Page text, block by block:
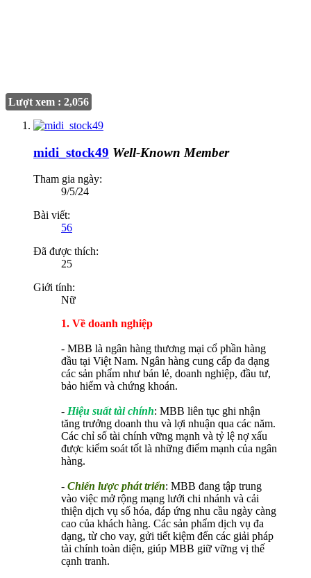
Lượt xem : 2,056
midi_stock49 Well-Known Member
Tham gia ngày:
9/5/24
Bài viết:
56
Đã được thích:
25
Giới tính:
Nữ
1. Về doanh nghiệp
- MBB là ngân hàng thương mại cổ phần hàng
đầu tại Việt Nam. Ngân hàng cung cấp đa dạng
các sản phẩm như bán lẻ, doanh nghiệp, đầu tư,
bảo hiểm và chứng khoán.
- Hiệu suất tài chính: MBB liên tục ghi nhận
tăng trưởng doanh thu và lợi nhuận qua các năm.
Các chỉ số tài chính vững mạnh và tỷ lệ nợ xấu
được kiểm soát tốt là những điểm mạnh của ngân
hàng.
- Chiến lược phát triển: MBB đang tập trung
vào việc mở rộng mạng lưới chi nhánh và cải
thiện dịch vụ số hóa, đáp ứng nhu cầu ngày càng
cao của khách hàng. Các sản phẩm dịch vụ đa
dạng, từ cho vay, gửi tiết kiệm đến các giải pháp
tài chính toàn diện, giúp MBB giữ vững vị thế
cạnh tranh.